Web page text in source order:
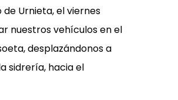
Urnieta, el viernes
nuestros vehículos en el
desplazándonos a
sidrería, hacia el